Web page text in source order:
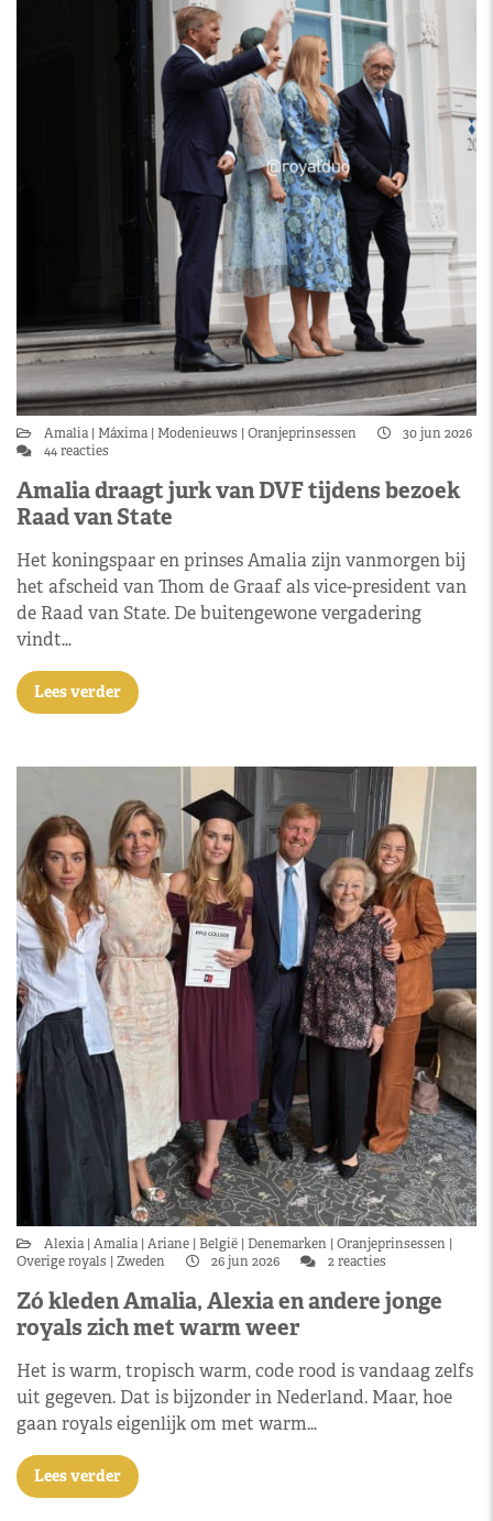
Amalia Máxima Modenieuws Oranjeprinsessen
30 jun 2026
44 reacties
Amalia draagt jurk van DVF tijdens bezoek
Raad van State
Het koningspaar en prinses Amalia zijn vanmorgen bij
het afscheid van Thom de Graaf als vice-president van
de Raad van State. De buitengewone vergadering
vindt…
Lees verder
Alexia Amalia Ariane België Denemarken Oranjeprinsessen
Overige royals
Zweden 26 jun 2026 2 reacties
Zó kleden Amalia, Alexia en andere jonge
royals zich met warm weer
Het is warm, tropisch warm, code rood is vandaag zelfs
uit gegeven. Dat is bijzonder in Nederland. Maar, hoe
gaan royals eigenlijk om met warm…
Lees verder